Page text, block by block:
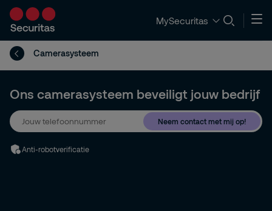
MySecuritas
Camerasysteem
Ons camerasysteem beveiligt jouw bedrijf
Neem contact met mij op!
Anti-robotverificatie